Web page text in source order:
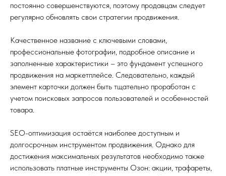
постоянно совершенствуются, поэтому продавцам следует
регулярно обновлять свои стратегии продвижения.
Качественное название с ключевыми словами,
профессиональные фотографии, подробное описание и
заполненные характеристики – это фундамент успешного
продвижения на маркетплейсе. Следовательно, каждый
элемент карточки должен быть тщательно проработан с
учетом поисковых запросов пользователей и особенностей
товара.
SEO-оптимизация остаётся наиболее доступным и
долгосрочным инструментом продвижения. Однако для
достижения максимальных результатов необходимо также
использовать платные инструменты Озон: акции, трафареты,